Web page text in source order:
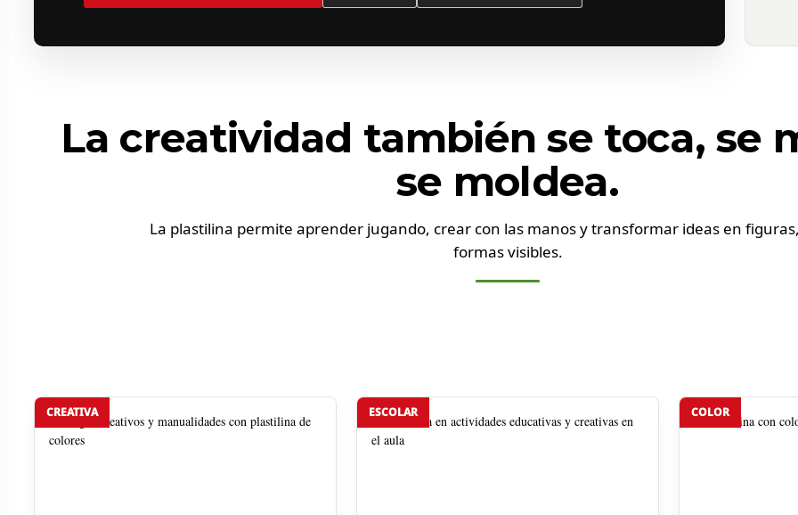
La creatividad también se toca, se
se moldea.
La plastilina permite aprender jugando, crear con las manos y transformar ideas en
formas visibles.
CREATIVA ESCOLAR COLOR